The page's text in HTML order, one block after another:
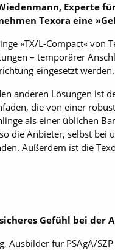
Experte
Texora eine
»TX/L-Compact« von
– temporärer
eingesetzt werden.
anderen Lösungen ist
die von einer
als einer üb­lichen
die Anbieter, selbst bei
Außerdem ist die
Gefühl bei der
Ausbilder für PSAgA/